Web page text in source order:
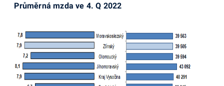
Průměrná mzda ve 4. Q 2022